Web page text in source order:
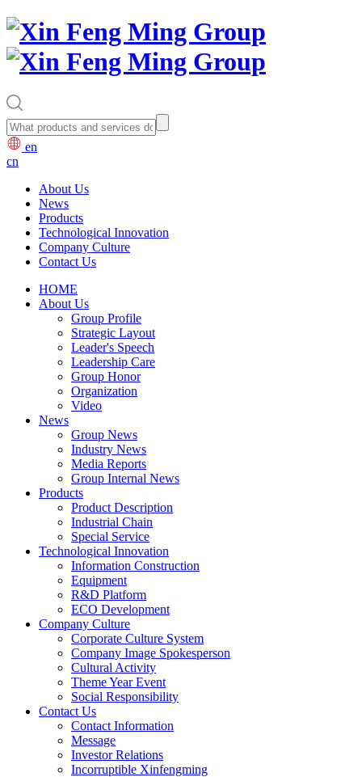
en
cn
About Us
News
Products
Technological Innovation
Company Culture
Contact Us
HOME
About Us
Group Profile
Strategic Layout
Leader's Speech
Leadership Care
Group Honor
Organization
Video
News
Group News
Industry News
Media Reports
Group Internal News
Products
Product Description
Industrial Chain
Special Service
Technological Innovation
Information Construction
Equipment
R&D Platform
ECO Development
Company Culture
Corporate Culture System
Company Image Spokesperson
Cultural Activity
Theme Year Event
Social Responsibility
Contact Us
Contact Information
Message
Investor Relations
Incorruptible Xinfengming